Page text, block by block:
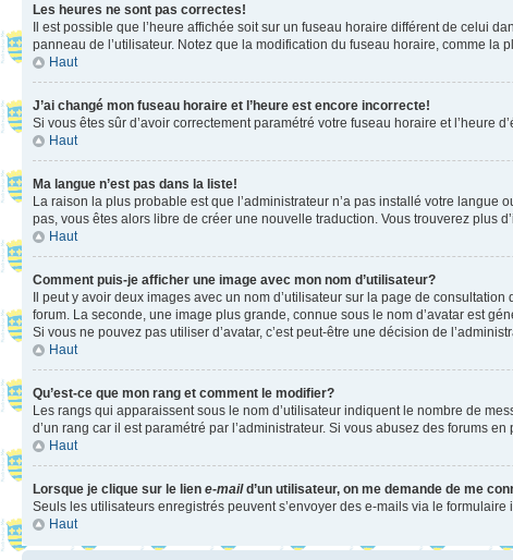
Les heures ne sont pas correctes!
Il est possible que l’heure affichée soit sur un fuseau horaire différent de celui
panneau de l’utilisateur. Notez que la modification du fuseau horaire, comme la
Haut
J’ai changé mon fuseau horaire et l’heure est encore incorrecte!
Si vous êtes sûr d’avoir correctement paramétré votre fuseau horaire et l’heure
Haut
Ma langue n’est pas dans la liste!
La raison la plus probable est que l’administrateur n’a pas installé votre langue
pas, vous êtes alors libre de créer une nouvelle traduction. Vous trouverez plus
Haut
Comment puis-je afficher une image avec mon nom d’utilisateur?
Il peut y avoir deux images avec un nom d’utilisateur sur la page de
forum. La seconde, une image plus grande, connue sous le nom d’avatar est
Si vous ne pouvez pas utiliser d’avatar, c’est peut-être une décision de
Haut
Qu’est-ce que mon rang et comment le modifier?
Les rangs qui apparaissent sous le nom d’utilisateur indiquent le nombre de
d’un rang car il est paramétré par l’administrateur. Si vous abusez des forums
Haut
Lorsque je clique sur le lien e-maild’un utilisateur, on me demande de me
Seuls les utilisateurs enregistrés peuvent s’envoyer des e-mails via le
Haut